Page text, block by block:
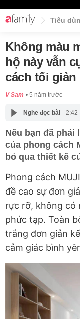
Tiêu
Không màu
hộ này vẫn
cách tối giản
V Sam 5 năm trước
Nghe đọc bài 2:42
Nếu bạn đã
của phong cách
bỏ qua thiết kế
Phong cách
đề cao sự đơn
rực rỡ, không có
phức tạp. Toàn
trắng đơn giản
cảm giác bình